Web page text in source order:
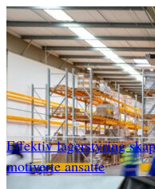
Effektiv lagerstyring
motiverte ansatte